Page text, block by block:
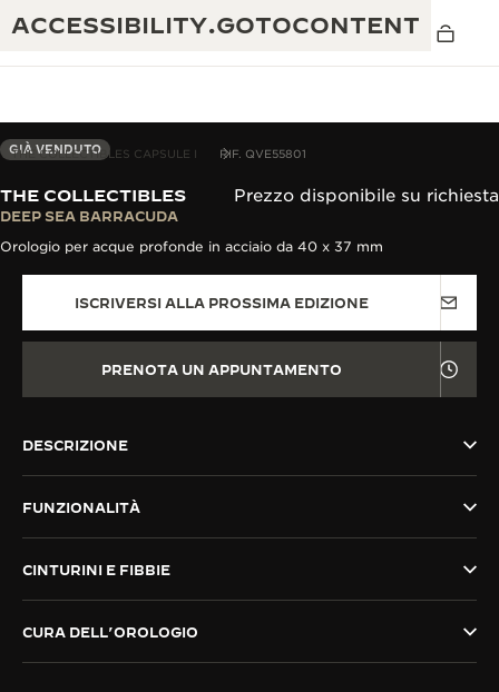
ACCESSIBILITY.GOTOCONTENT
GARANZIA JAEGER-LECOULTRE
THE GOLDEN RATIO MUSICAL SHOW
MOSTRA “THE PERPETUAL
REVERSO STORIES
THE STELLAR ODYSSEY
THE PRECISION PIONEER
ECCELLENZA: OLTRE 190 ANNI DI TRADIZIONE
CREATIVITÀ: OLTRE 430 BREVETTI
MAESTRIA: 108 MESTIERI
THE COLLECTIBLES CAPSULE I RIF. QVE55801
GIÀ VENDUTO
THE COLLECTIBLES
DEEP SEA BARRACUDA
Prezzo disponibile su richiesta
Orologio per acque profonde in acciaio da 40 x 37 mm
ISCRIVERSI ALLA PROSSIMA EDIZIONE
PRENOTA UN APPUNTAMENTO
DESCRIZIONE
FUNZIONALITÀ
CINTURINI E FIBBIE
CURA DELL’OROLOGIO